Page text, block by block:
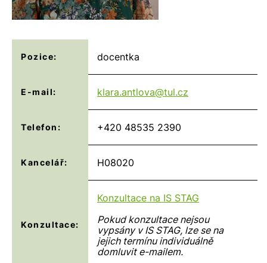
Pozice: docentka
E-mail: klara.antlova@tul.cz
Telefon: +420 48535 2390
Kancelář: H08020
Konzultace:
Konzultace na IS STAG
Pokud konzultace nejsou
vypsány v IS STAG, lze se na
jejich termínu individuálně
domluvit e-mailem.